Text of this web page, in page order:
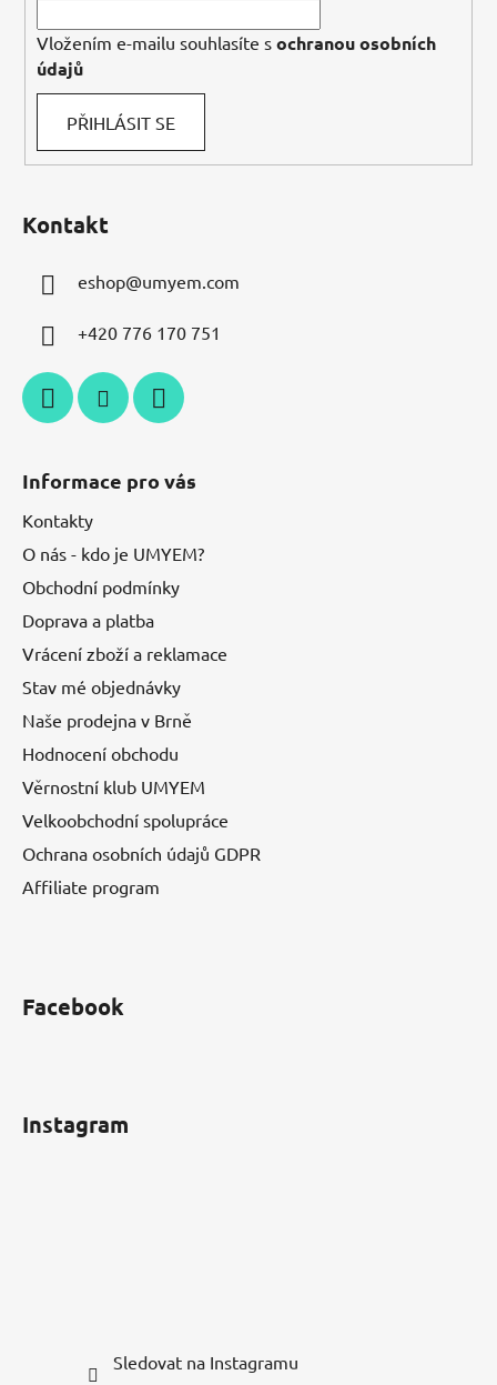
Vložením e-mailu souhlasíte s ochranou osobních
údajů
PŘIHLÁSIT SE
Kontakt
eshop@umyem.com
+420 776 170 751
Informace pro vás
Kontakty
O nás - kdo je UMYEM?
Obchodní podmínky
Doprava a platba
Vrácení zboží a reklamace
Stav mé objednávky
Naše prodejna v Brně
Hodnocení obchodu
Věrnostní klub UMYEM
Velkoobchodní spolupráce
Ochrana osobních údajů GDPR
Affiliate program
Facebook
Instagram
Sledovat na Instagramu